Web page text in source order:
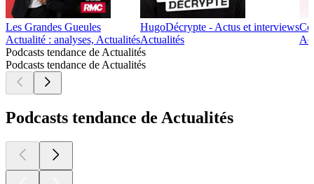
Les Grandes Gueules
Actualité : analyses, Actualités
HugoDécrypte - Actus et interviews
Actualités
Podcasts tendance de Actualités
Podcasts tendance de Actualités
Podcasts tendance de Actualités